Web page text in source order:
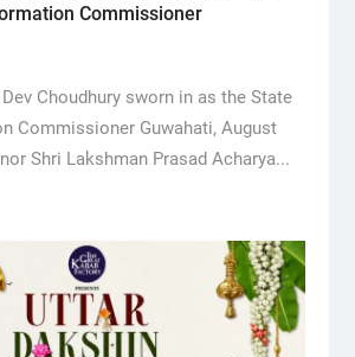
Commissioner
Choudhury sworn in as the State
Commissioner Guwahati, August
Shri Lakshman Prasad Acharya...